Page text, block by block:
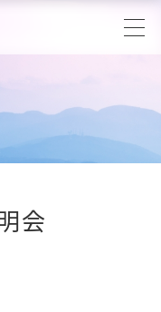
会